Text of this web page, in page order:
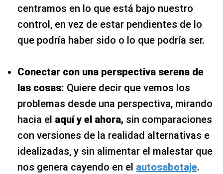
centramos en lo que está bajo nuestro
control, en vez de estar pendientes de lo
que podría haber sido o lo que podría ser.
Conectar con una perspectiva serena de
las cosas: Quiere decir que vemos los
problemas desde una perspectiva, mirando
hacia el aquí y el ahora, sin comparaciones
con versiones de la realidad alternativas e
idealizadas, y sin alimentar el malestar que
nos genera cayendo en el autosabotaje.